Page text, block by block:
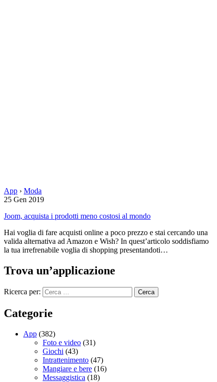
App › Moda
25 Gen 2019
Joom, acquista i prodotti meno costosi al mondo
Hai voglia di fare acquisti online a poco prezzo e stai cercando una
valida alternativa ad Amazon e Wish? In quest’articolo soddisfiamo
la tua irrefrenabile voglia di shopping presentandoti…
Trova un’applicazione
Ricerca per:
Categorie
App (382)
Foto e video (31)
Giochi (43)
Intrattenimento (47)
Mangiare e bere (16)
Messaggistica (18)